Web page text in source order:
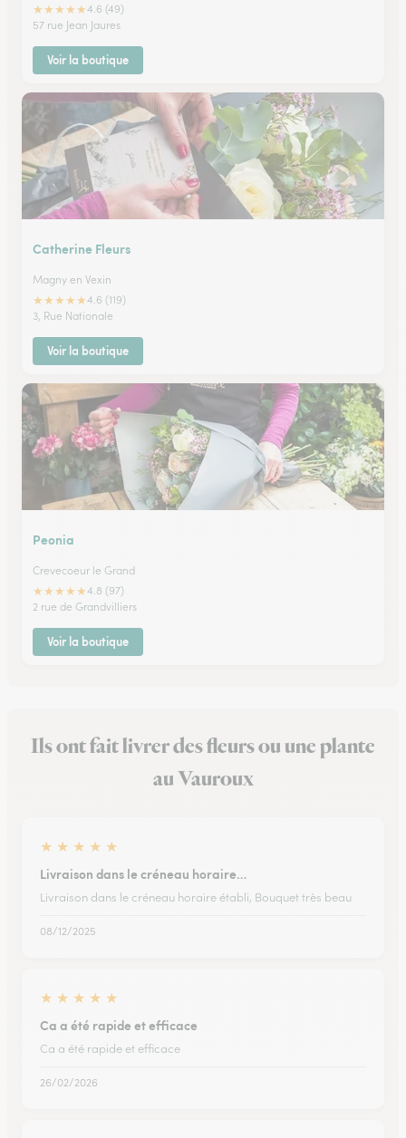
★★★★★4.6 (49)
57 rue Jean Jaures
Voir la boutique
Catherine Fleurs
Magny en Vexin
★★★★★4.6 (119)
3, Rue Nationale
Voir la boutique
Peonia
Crevecoeur le Grand
★★★★★4.8 (97)
2 rue de Grandvilliers
Voir la boutique
Ils ont fait livrer des fleurs ou une plante
au Vauroux
★ ★ ★ ★ ★
Livraison dans le créneau horaire…
Livraison dans le créneau horaire établi, Bouquet très beau
08/12/2025
★ ★ ★ ★ ★
Ca a été rapide et efficace
Ca a été rapide et efficace
26/02/2026